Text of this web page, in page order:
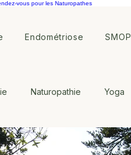
vous pour les Naturopathes
Endométriose SMOP
Naturopathie Yoga
Symptothermie